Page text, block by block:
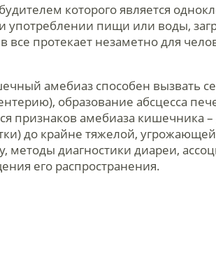
которого является
употреблении пищи или воды,
протекает незаметно для
амебиаз способен вызвать
образование абсцесса
признаков амебиаза кишечника
до крайне тяжелой,
диагностики диареи,
его распространения.